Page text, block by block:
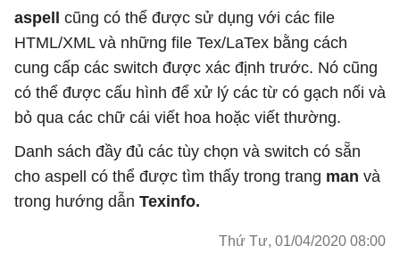
aspell
cũng có thể được sử dụng với các file
HTML/XML và những file Tex/LaTex bằng cách
cung cấp các switch được xác định trước. Nó cũng
có thể được cấu hình để xử lý các từ có gạch nối và
bỏ qua các chữ cái viết hoa hoặc viết thường.
Danh sách đầy đủ các tùy chọn và switch có sẵn
cho aspell có thể được tìm thấy trong trang man và
trong hướng dẫn Texinfo.
Thứ Tư, 01/04/2020 08:00